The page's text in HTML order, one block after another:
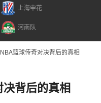
上海申花
河南队
篮球传奇对决背后的真相
背后的真相